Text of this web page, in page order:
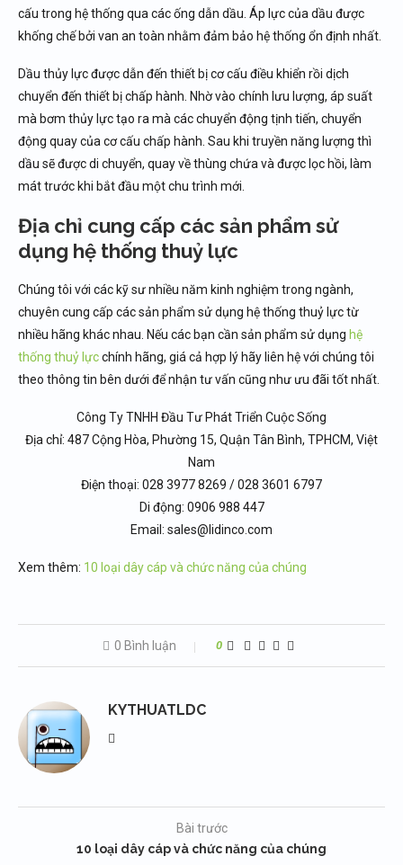
cấu trong hệ thống qua các ống dẫn dầu. Áp lực của dầu được
khống chế bởi van an toàn nhằm đảm bảo hệ thống ổn định nhất.
Dầu thủy lực được dẫn đến thiết bị cơ cấu điều khiển rồi dịch
chuyển đến thiết bị chấp hành. Nhờ vào chính lưu lượng, áp suất
mà bơm thủy lực tạo ra mà các chuyển động tịnh tiến, chuyển
động quay của cơ cấu chấp hành. Sau khi truyền năng lượng thì
dầu sẽ được di chuyển, quay về thùng chứa và được lọc hồi, làm
mát trước khi bắt đầu một chu trình mới.
Địa chỉ cung cấp các sản phẩm sử
dụng hệ thống thuỷ lực
Chúng tôi với các kỹ sư nhiều năm kinh nghiệm trong ngành,
chuyên cung cấp các sản phẩm sử dụng hệ thống thuỷ lực từ
nhiều hãng khác nhau. Nếu các bạn cần sản phẩm sử dụng hệ
thống thuỷ lựcchính hãng, giá cả hợp lý hãy liên hệ với chúng tôi
theo thông tin bên dưới để nhận tư vấn cũng như ưu đãi tốt nhất.
Công Ty TNHH Đầu Tư Phát Triển Cuộc Sống
Địa chỉ: 487 Cộng Hòa, Phường 15, Quận Tân Bình, TPHCM, Việt
Nam
Điện thoại: 028 3977 8269 / 028 3601 6797
Di động: 0906 988 447
Email: sales@lidinco.com
Xem thêm: 10 loại dây cáp và chức năng của chúng
0 Bình luận 0
KYTHUATLDC
Bài trước
10 loại dây cáp và chức năng của chúng